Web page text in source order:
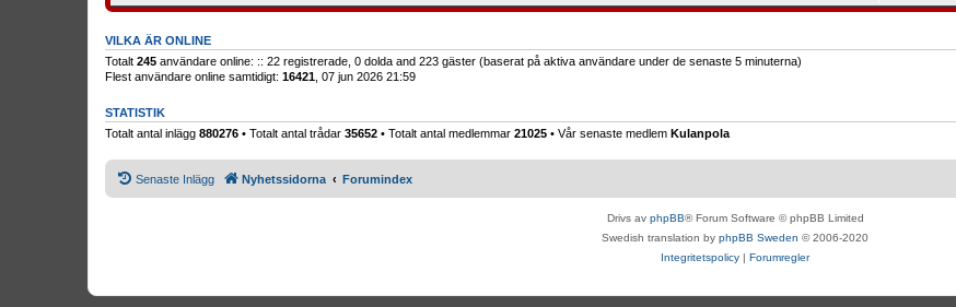
VILKA ÄR ONLINE
Totalt 245 användare online: :: 22 registrerade, 0 dolda and 223 gäster (baserat på aktiva användare under de senaste 5 minuterna)
Flest användare online samtidigt: 16421 , 07 jun 2026 21:59
STATISTIK
Totalt antal inlägg 880276 • Totalt antal trådar 35652 • Totalt antal medlemmar 21025 • Vår senaste medlem Kulanpola
Senaste Inlägg Nyhetssidorna Forumindex
Drivs av phpBB® Forum Software © phpBB Limited
Swedish translation by phpBB Sweden © 2006-2020
Integritetspolicy | Forumregler